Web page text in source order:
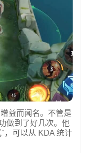
益而闻名。不管是
做到了好几次。他
，可以从 KDA 统计